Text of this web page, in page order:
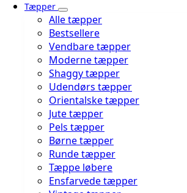
Tæpper
Alle tæpper
Bestsellere
Vendbare tæpper
Moderne tæpper
Shaggy tæpper
Udendørs tæpper
Orientalske tæpper
Jute tæpper
Pels tæpper
Børne tæpper
Runde tæpper
Tæppe løbere
Ensfarvede tæpper